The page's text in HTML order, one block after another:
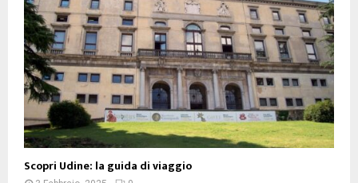
Scopri Udine: la guida di viaggio